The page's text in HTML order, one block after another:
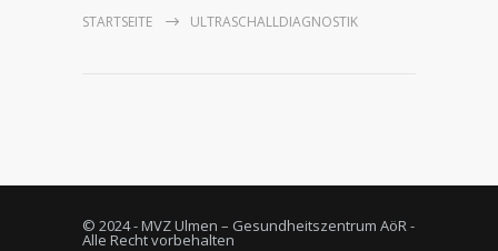
STARTSEITE ULTRASCHALLDIAGNOSTIK
© 2024 - MVZ Ulmen – Gesundheitszentrum AöR -
Alle Recht vorbehalten